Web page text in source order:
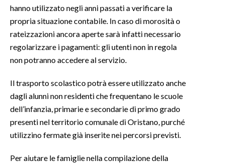
3 MINUTI CON
INSULARITÀ
INFO AZIENDE
ANNUNCI
NECROLOGI
PUBBLICITÀ
SPIAGGE
hanno utilizzato negli anni passati a verificare la
propria situazione contabile. In caso di morosità o
rateizzazioni ancora aperte sarà infatti necessario
regolarizzare i pagamenti: gli utenti non in regola
non potranno accedere al servizio.
Il trasporto scolastico potrà essere utilizzato anche
dagli alunni non residenti che frequentano le scuole
dell’infanzia, primarie e secondarie di primo grado
presenti nel territorio comunale di Oristano, purché
utilizzino fermate già inserite nei percorsi previsti.
Per aiutare le famiglie nella compilazione della